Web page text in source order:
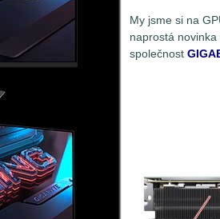
My jsme si na
naprostá novinka
společnost